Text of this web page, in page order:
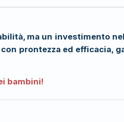
ma un investimento
prontezza ed efficacia,
bambini!